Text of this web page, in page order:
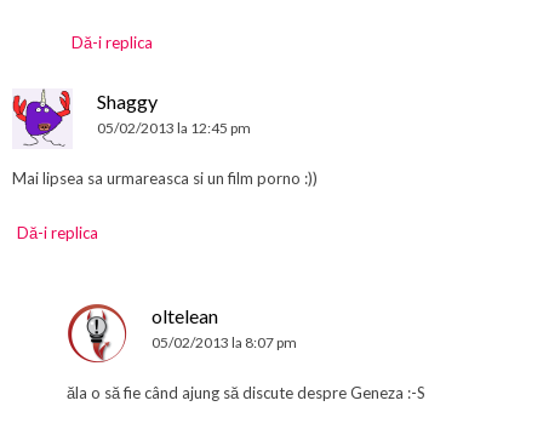
Dă-i replica
Shaggy
05/02/2013 la 12:45 pm
Mai lipsea sa urmareasca si un film porno :))
Dă-i replica
oltelean
05/02/2013 la 8:07 pm
ăla o să fie când ajung să discute despre Geneza :-S